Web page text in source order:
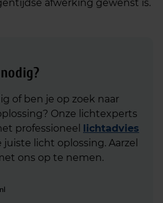
afwerking gewenst is.
of ben je op zoek naar
Onze lichtexperts
professioneel lichtadvies
licht oplossing. Aarzel
ons op te nemen.